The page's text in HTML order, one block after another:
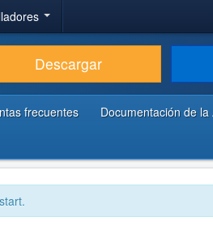
Descargar
frecuentes
Documentación de la